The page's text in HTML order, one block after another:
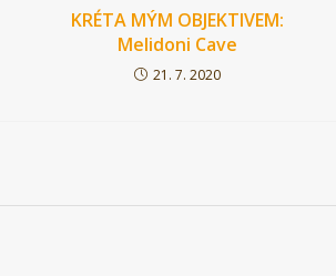
KRÉTA MÝM OBJEKTIVEM:
Melidoni Cave
21. 7. 2020